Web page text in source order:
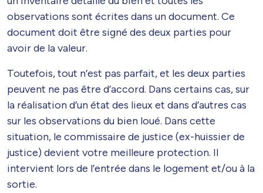
observations sont écrites dans un document. Ce
document doit être signé des deux parties pour
avoir de la valeur.
Toutefois, tout n’est pas parfait, et les deux parties
peuvent ne pas être d’accord. Dans certains cas, sur
la réalisation d’un état des lieux et dans d’autres cas
sur les observations du bien loué. Dans cette
situation, le commissaire de justice (ex-huissier de
justice) devient votre meilleure protection. Il
intervient lors de l’entrée dans le logement et/ou à la
sortie.